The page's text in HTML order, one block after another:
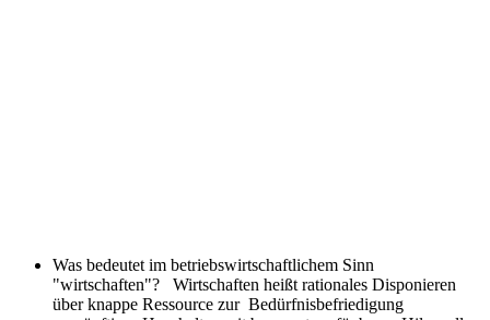
Was bedeutet im betriebswirtschaftlichem Sinn
"wirtschaften"?
Wirtschaften heißt rationales Disponieren
über knappe Ressource zur Bedürfnisbefriedigung